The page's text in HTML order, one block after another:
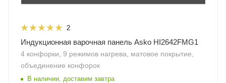
2
Индукционная варочная панель Asko HI2642FMG1
4 конфорки, 9 режимов нагрева, матовое покрытие,
объединение конфорок
В наличии, доставим завтра